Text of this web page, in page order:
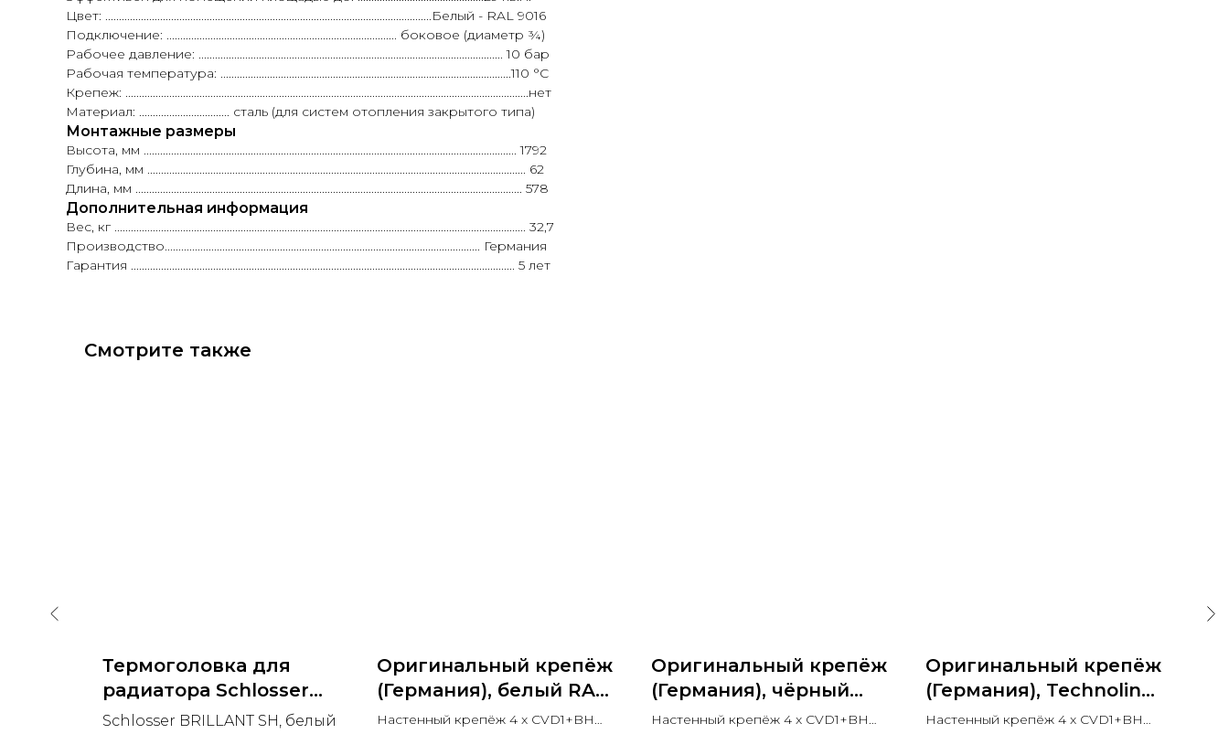
Цвет: .......................................................................................................................Белый - RAL 9016
Подключение: .................................................................................... боковое (диаметр ¾)
Рабочее давление: ............................................................................................................... 10 бар
Рабочая температура: ..........................................................................................................110 °C
Крепеж: ...................................................................................................................................................нет
Материал: ................................. сталь (для систем отопления закрытого типа)
Монтажные размеры
Высота, мм ........................................................................................................................................ 1792
Глубина, мм .......................................................................................................................................... 62
Длина, мм ............................................................................................................................................. 578
Дополнительная информация
Вес, кг ...................................................................................................................................................... 32,7
Производство................................................................................................................... Германия
Гарантия ............................................................................................................................................ 5 лет
Смотрите также
Термоголовка для
радиатора Schlosser
BRILLANT SH (Польша)
Schlosser BRILLANT SH, белый
Оригинальный крепёж
(Германия), белый RAL
9016
Настенный крепёж 4 x CVD1+BH
Оригинальный крепёж
(Германия), чёрный
Black Matt RAL 9005
Настенный крепёж 4 x CVD1+BH
Оригинальный крепёж
(Германия), Technoline
0325
Настенный крепёж 4 x CVD1+BH